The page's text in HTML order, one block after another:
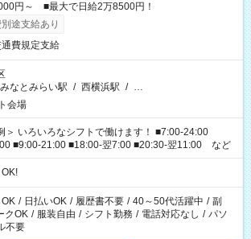
円～ ■最大で日給2万8500円！
途支給あり
費規定支給
みなとみらい駅 / 西横浜駅 / …
会場
＞ いろいろなシフトで働けます！ ■7:00-24:00
■9:00-21:00 ■18:00-翌7:00 ■20:30-翌11:00 など
/ 日払いOK / 履歴書不要 / 40～50代活躍中 / 副
クOK / 服装自由 / シフト勤務 / 電話対応なし / パソ
不要